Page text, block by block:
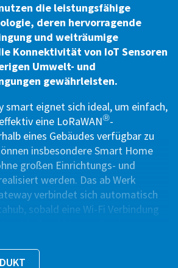
die leistungsfähige
deren hervorragende
und weiträumige
Konnektivität von IoT Sensoren
Umwelt- und
gewährleisten.
smart eignet sich ideal, um einfach,
eine LoRaWAN®-
eines Gebäudes verfügbar zu
insbesondere Smart Home
großen Einrichtungs- und
werden. Das ab Werk
verbindet sich automatisch
sobald eine Wi-Fi Verbindung
können Sie den
offline) im B.One Datahub
mit anderen LoRaWAN